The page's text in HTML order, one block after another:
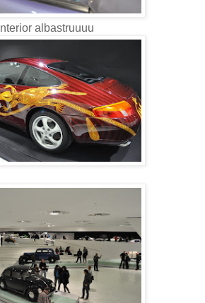
Interior albastruuuu